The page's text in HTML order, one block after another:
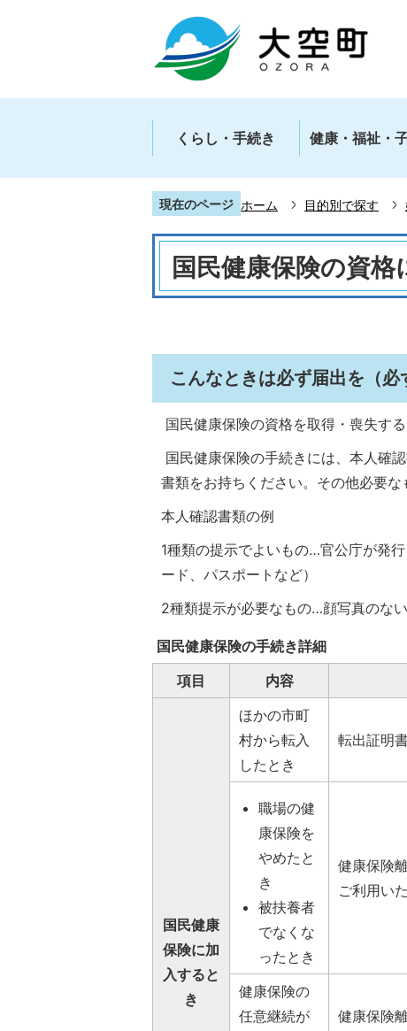
くらし・手続き 健康・福祉・
現在のページ ホーム 目的別で探す
国民健康保険の資格
こんなときは必ず届出を（必
国民健康保険の資格を取得・喪失す
国民健康保険の手続きには、本人確
書類をお持ちください。その他必要な
本人確認書類の例
1種類の提示でよいもの…官公庁が発
ード、パスポートなど）
2種類提示が必要なもの…顔写真のな
国民健康保険の手続き詳細
項目
内容
国民健康
保険に加
入すると
き
ほかの市町
村から転入
したとき
転出証明
職場の健
康保険を
やめたと
き
被扶養者
でなくな
ったとき
健康保険
ご利用い
健康保険の
任意継続が
健康保険